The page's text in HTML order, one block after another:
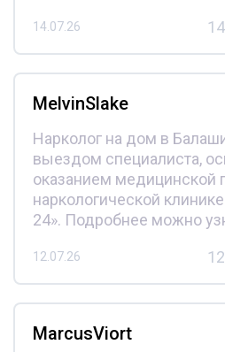
14.07.26
MelvinSlake
Нарколог на дом в
выездом специалиста,
оказанием медицинской
наркологической
24». Подробнее можно
12.07.26
MarcusViort